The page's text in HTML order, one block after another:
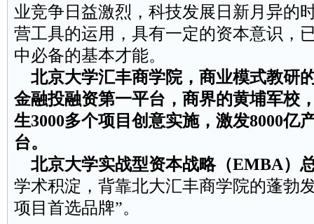
业竞争日益激烈，科技发展日新月异的
营工具的运用，具有一定的资本意识，
中必备的基本才能。
北京大学汇丰商学院，商业模式教研
金融投融资第一平台，商界的黄埔军校
生3000多个项目创意实施，激发8000亿
台。
北京大学实战型资本战略（EMBA）
学术积淀，背靠北大汇丰商学院的蓬勃
项目首选品牌”。